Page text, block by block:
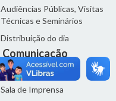
Audiências Públicas, Visitas
Técnicas e Seminários
Distribuição do dia
Comunicação
Notícias
Sala de Imprensa